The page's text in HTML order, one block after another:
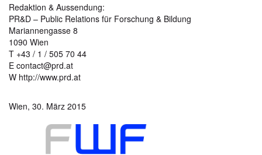
Redaktion & Aussendung:
PR&D – Public Relations für Forschung & Bildung
Mariannengasse 8
1090 Wien
T +43 / 1 / 505 70 44
E contact@prd.at
W http://www.prd.at
Wien, 30. März 2015